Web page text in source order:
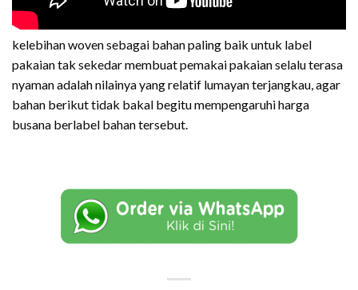
kelebihan woven sebagai bahan paling baik untuk label
pakaian tak sekedar membuat pemakai pakaian selalu terasa
nyaman adalah nilainya yang relatif lumayan terjangkau, agar
bahan berikut tidak bakal begitu mempengaruhi harga
busana berlabel bahan tersebut.